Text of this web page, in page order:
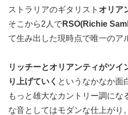
ストラリアのギタリスト オリア
そこから2人でRSO(Richie
て生み出した現時点で唯一のア
リッチーとオリアンティがツイ
り上げていく というなかなか面
もっと雄大なカントリー調にな
な音としてはモダンな仕上がり。